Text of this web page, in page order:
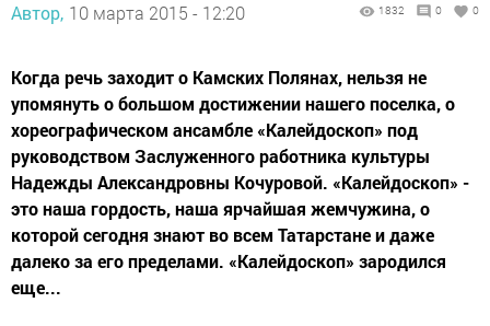
Автор, 10 марта 2015 - 12:20 1832 0 0
Когда речь заходит о Камских Полянах, нельзя не
упомянуть о большом достижении нашего поселка, о
хореографическом ансамбле «Калейдоскоп» под
руководством Заслуженного работника культуры
Надежды Александровны Кочуровой. «Калейдоскоп» -
это наша гордость, наша ярчайшая жемчужина, о
которой сегодня знают во всем Татарстане и даже
далеко за его пределами. «Калейдоскоп» зародился
еще...